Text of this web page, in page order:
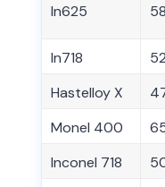
In625 58
In718 52
Hastelloy X
Monel 400
Inconel 718